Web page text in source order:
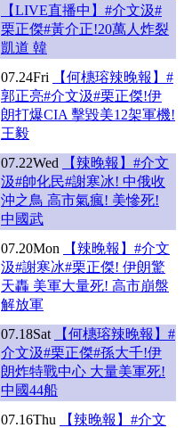
【LIVE直播中】#介文汲#
栗正傑#黃介正!20萬人炸裂
凱道 韓
07.24Fri
【何橞瑢辣晚報】#
郭正亮#介文汲#栗正傑!伊
朗打爆CIA 擊毀美12架軍機!
王毅
07.22Wed
【辣晚報】#介文
汲#帥化民#謝寒冰! 中俄收
沖之鳥 高市氣瘋! 美慘死!
中國武
07.20Mon
【辣晚報】#介文
汲#謝寒冰#栗正傑! 伊朗驚
天轟 美軍大量死! 高市崩盤
解放軍
07.18Sat
【何橞瑢辣晚報】#
介文汲#栗正傑#孫大千!伊
朗炸特戰中心 大量美軍死!
中國44船
07.16Thu
【辣晚報】#介文